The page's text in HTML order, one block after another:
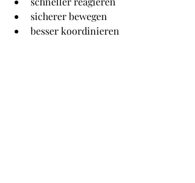
sicherer bewegen
besser koordinieren